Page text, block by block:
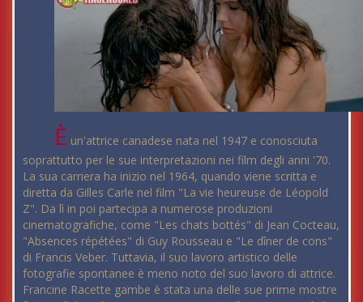
È un'attrice canadese nata nel 1947 e conosciuta
soprattutto per le sue interpretazioni nei film degli anni '70.
La sua carriera ha inizio nel 1964, quando viene scritta e
diretta da Gilles Carle nel film "La vie heureuse de Léopold
Z". Da lì in poi partecipa a numerose produzioni
cinematografiche, come "Les chats bottés" di Jean Cocteau,
"Absences répétées" di Guy Rousseau e "Le dîner de cons"
di Francis Veber. Tuttavia, il suo lavoro artistico delle
fotografie spontanee è meno noto del suo lavoro di attrice.
Francine Racette gambe è stata una delle sue prime mostre